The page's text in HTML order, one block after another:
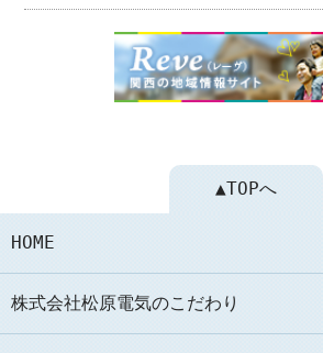
▲TOPへ
HOME
株式会社松原電気のこだわり